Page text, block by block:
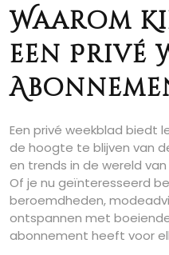
Waarom
een Privé
Een privé weekblad biedt
de hoogte te blijven van
en trends in de wereld
Of je nu geïnteresseerd
beroemdheden,
ontspannen met
abonnement heeft voor